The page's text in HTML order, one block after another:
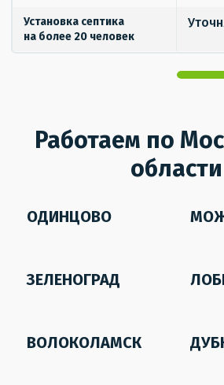
Установка септика
на более 20 человек
Работаем по
области
ОДИНЦОВО
ЗЕЛЕНОГРАД
ВОЛОКОЛАМСК